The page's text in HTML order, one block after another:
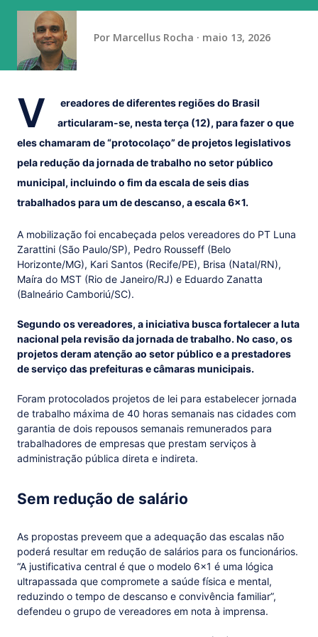
Por Marcellus Rocha maio 13, 2026
V
ereadores de diferentes regiões do Brasil
articularam-se, nesta terça (12), para fazer o que
eles chamaram de “protocolaço” de projetos legislativos
pela redução da jornada de trabalho no setor público
municipal, incluindo o fim da escala de seis dias
trabalhados para um de descanso, a escala 6x1.
A mobilização foi encabeçada pelos vereadores do PT Luna
Zarattini (São Paulo/SP), Pedro Rousseff (Belo
Horizonte/MG), Kari Santos (Recife/PE), Brisa (Natal/RN),
Maíra do MST (Rio de Janeiro/RJ) e Eduardo Zanatta
(Balneário Camboriú/SC).
Segundo os vereadores, a iniciativa busca fortalecer a luta
nacional pela revisão da jornada de trabalho. No caso, os
projetos deram atenção ao setor público e a prestadores
de serviço das prefeituras e câmaras municipais.
Foram protocolados projetos de lei para estabelecer jornada
de trabalho máxima de 40 horas semanais nas cidades com
garantia de dois repousos semanais remunerados para
trabalhadores de empresas que prestam serviços à
administração pública direta e indireta.
Sem redução de salário
As propostas preveem que a adequação das escalas não
poderá resultar em redução de salários para os funcionários.
“A justificativa central é que o modelo 6x1 é uma lógica
ultrapassada que compromete a saúde física e mental,
reduzindo o tempo de descanso e convivência familiar”,
defendeu o grupo de vereadores em nota à imprensa.